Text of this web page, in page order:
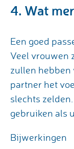
4. Wat
Een goed
Veel vrouwen
zullen hebben
partner het
slechts
gebruiken als
Bijwerkingen